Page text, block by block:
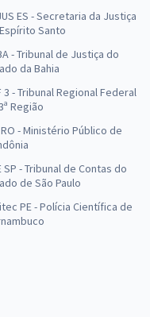
ES - Secretaria da Justiça
Santo
- Tribunal de Justiça do
da Bahia
3 - Tribunal Regional Federal
Região
- Ministério Público de
SP - Tribunal de Contas do
de São Paulo
PE - Polícia Científica de